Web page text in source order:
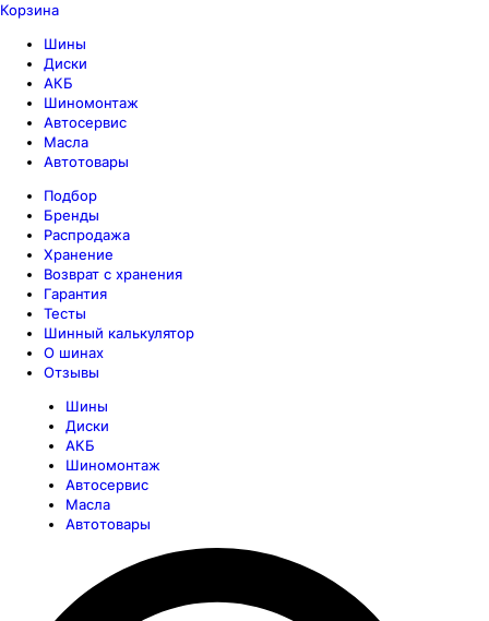
Корзина
Шины
Диски
АКБ
Шиномонтаж
Автосервис
Масла
Автотовары
Подбор
Бренды
Распродажа
Хранение
Возврат с хранения
Гарантия
Тесты
Шинный калькулятор
О шинах
Отзывы
Шины
Диски
АКБ
Шиномонтаж
Автосервис
Масла
Автотовары